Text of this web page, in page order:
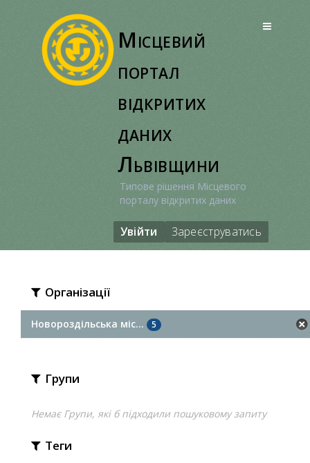
Місцевий
портал
відкритих
даних
Львівщини
Типове рішення Місцевого
порталу відкритих даних
Увійти Зареєструватись
Організації
Новороздільська міс... 5
Групи
Немає Групи, які б підходили пошуковому запиту
Теги